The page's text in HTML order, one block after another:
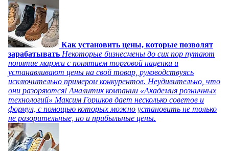
Как установить цены, которые позволят
зарабатывать Некоторые бизнесмены до сих пор путают
понятие маржи с понятием торговой наценки и
устанавливают цены на свой товар, руководствуясь
исключительно примером конкурентов. Неудивительно, что
они разоряются! Аналитик компании «Академия розничных
технологий» Максим Горшков дает несколько советов и
формул, с помощью которых можно установить не только
не разорительные, но и прибыльные цены.